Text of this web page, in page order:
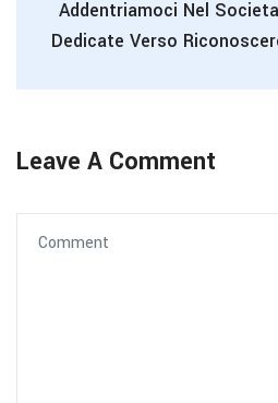
Addentriamoci Nel
Dedicate Verso
Leave A Comment